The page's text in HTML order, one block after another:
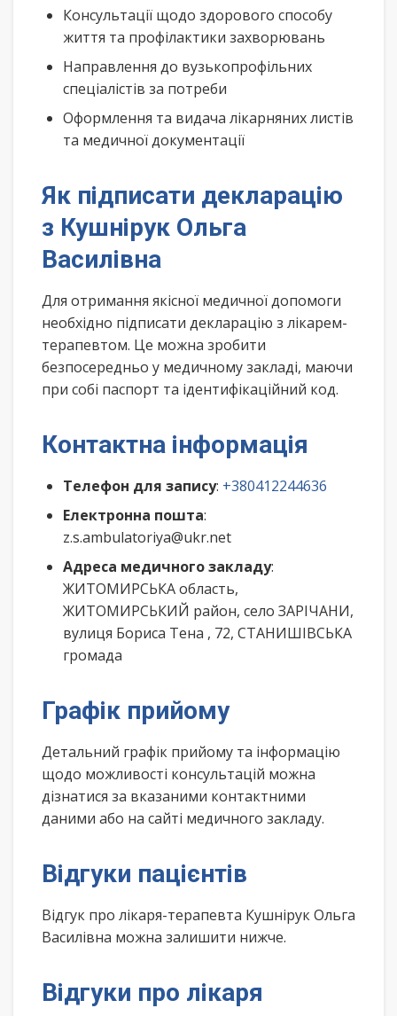
Консультації щодо здорового способу
життя та профілактики захворювань
Направлення до вузькопрофільних
спеціалістів за потреби
Оформлення та видача лікарняних листів
та медичної документації
Як підписати декларацію
з Кушнірук Ольга
Василівна
Для отримання якісної медичної допомоги
необхідно підписати декларацію з лікарем-
терапевтом. Це можна зробити
безпосередньо у медичному закладі, маючи
при собі паспорт та ідентифікаційний код.
Контактна інформація
Телефон для запису: +380412244636
Електронна пошта:
z.s.ambulatoriya@ukr.net
Адреса медичного закладу:
ЖИТОМИРСЬКА область,
ЖИТОМИРСЬКИЙ район, село ЗАРІЧАНИ,
вулиця Бориса Тена , 72, СТАНИШІВСЬКА
громада
Графік прийому
Детальний графік прийому та інформацію
щодо можливості консультацій можна
дізнатися за вказаними контактними
даними або на сайті медичного закладу.
Відгуки пацієнтів
Відгук про лікаря-терапевта Кушнірук Ольга
Василівна можна залишити нижче.
Відгуки про лікаря